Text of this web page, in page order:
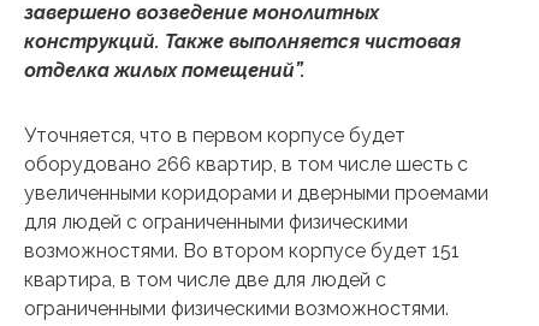
завершено возведение монолитных
конструкций. Также выполняется чистовая
отделка жилых помещений”.
Уточняется, что в первом корпусе будет
оборудовано 266 квартир, в том числе шесть с
увеличенными коридорами и дверными проемами
для людей с ограниченными физическими
возможностями. Во втором корпусе будет 151
квартира, в том числе две для людей с
ограниченными физическими возможностями.